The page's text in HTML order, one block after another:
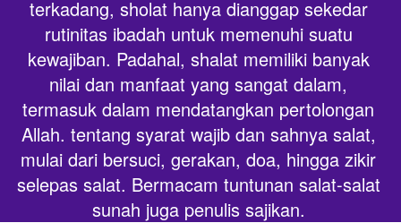
terkadang, sholat hanya dianggap sekedar
rutinitas ibadah untuk memenuhi suatu
kewajiban. Padahal, shalat memiliki banyak
nilai dan manfaat yang sangat dalam,
termasuk dalam mendatangkan pertolongan
Allah. tentang syarat wajib dan sahnya salat,
mulai dari bersuci, gerakan, doa, hingga zikir
selepas salat. Bermacam tuntunan salat-salat
sunah juga penulis sajikan.